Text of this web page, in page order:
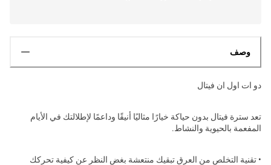
وصف
دو ات اول ان فيتال
تعد سترة فيتال بدون حياكة خيارًا مثاليًا أنيقًا وداعمًا لإطلالتك في الأيام
المفعمة بالحيوية والنشاط.
• تقنية التخلص من العرق تبقيك منتعشة بغض النظر عن كيفية تحركك